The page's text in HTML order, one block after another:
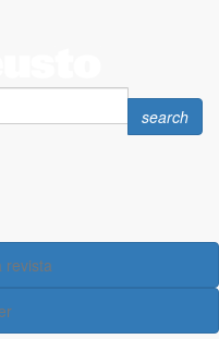
Search
search
revista